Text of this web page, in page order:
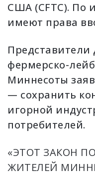
США (CFTC). По
имеют права
Представители
фермерско-
Миннесоты
— сохранить
игорной
потребителей.
«ЭТОТ ЗАКОН
ЖИТЕЛЕЙ